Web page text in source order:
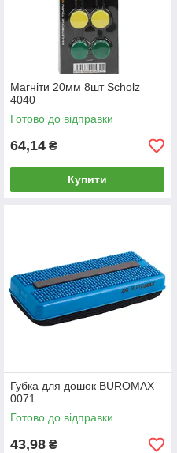
Магніти 20мм 8шт Scholz
4040
Готово до відправки
64,14 ₴
Купити
Губка для дошок BUROMAX
0071
Готово до відправки
43,98 ₴